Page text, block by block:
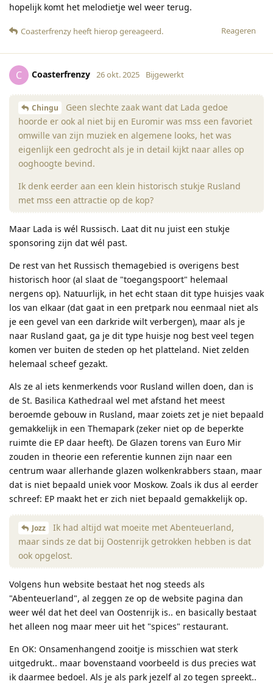
hopelijk komt het melodietje wel weer terug.
Reageren
Coasterfrenzy heeft hierop gereageerd.
C Coasterfrenzy 26 okt. 2025 Bijgewerkt
Chingu
Geen slechte zaak want dat Lada gedoe
hoorde er ook al niet bij en Euromir was mss een favoriet
omwille van zijn muziek en algemene looks, het was
eigenlijk een gedrocht als je in detail kijkt naar alles op
ooghoogte bevind.
Ik denk eerder aan een klein historisch stukje Rusland
met mss een attractie op de kop?
Maar Lada is wél Russisch. Laat dit nu juist een stukje
sponsoring zijn dat wél past.
De rest van het Russisch themagebied is overigens best
historisch hoor (al slaat de "toegangspoort" helemaal
nergens op). Natuurlijk, in het echt staan dit type huisjes vaak
los van elkaar (dat gaat in een pretpark nou eenmaal niet als
je een gevel van een darkride wilt verbergen), maar als je
naar Rusland gaat, ga je dit type huisje nog best veel tegen
komen ver buiten de steden op het platteland. Niet zelden
helemaal scheef gezakt.
Als ze al iets kenmerkends voor Rusland willen doen, dan is
de St. Basilica Kathedraal wel met afstand het meest
beroemde gebouw in Rusland, maar zoiets zet je niet bepaald
gemakkelijk in een Themapark (zeker niet op de beperkte
ruimte die EP daar heeft). De Glazen torens van Euro Mir
zouden in theorie een referentie kunnen zijn naar een
centrum waar allerhande glazen wolkenkrabbers staan, maar
dat is niet bepaald uniek voor Moskow. Zoals ik dus al eerder
schreef: EP maakt het er zich niet bepaald gemakkelijk op.
Jozz
Ik had altijd wat moeite met Abenteuerland,
maar sinds ze dat bij Oostenrijk getrokken hebben is dat
ook opgelost.
Volgens hun website bestaat het nog steeds als
"Abenteuerland", al zeggen ze op de website pagina dan
weer wél dat het deel van Oostenrijk is.. en basically bestaat
het alleen nog maar meer uit het "spices" restaurant.
En OK: Onsamenhangend zooitje is misschien wat sterk
uitgedrukt.. maar bovenstaand voorbeeld is dus precies wat
ik daarmee bedoel. Als je als park jezelf al zo tegen spreekt..